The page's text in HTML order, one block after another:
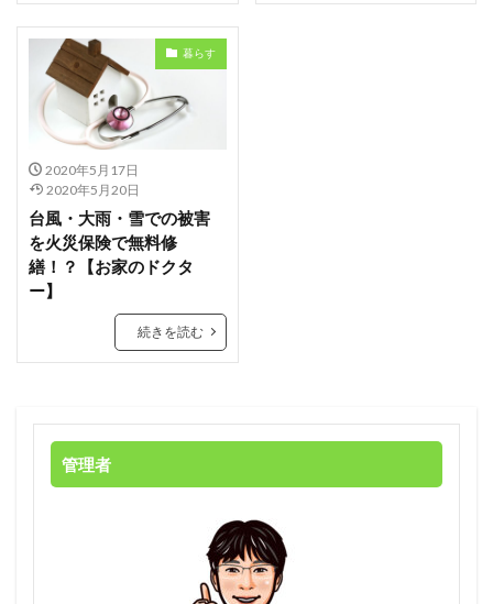
暮らす
2020年5月17日
2020年5月20日
台風・大雨・雪での被害
を火災保険で無料修
繕！？【お家のドクタ
ー】
続きを読む
管理者